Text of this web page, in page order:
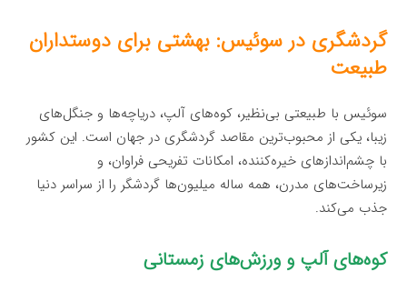
گردشگری در سوئیس: بهشتی برای دوستداران
طبیعت
سوئیس با طبیعتی بی‌نظیر، کوه‌های آلپ، دریاچه‌ها و جنگل‌های
زیبا، یکی از محبوب‌ترین مقاصد گردشگری در جهان است. این کشور
با چشم‌اندازهای خیره‌کننده، امکانات تفریحی فراوان، و
زیرساخت‌های مدرن، همه ساله میلیون‌ها گردشگر را از سراسر دنیا
جذب می‌کند.
کوه‌های آلپ و ورزش‌های زمستانی